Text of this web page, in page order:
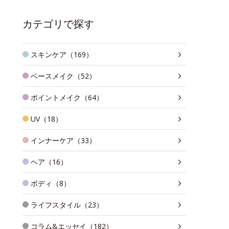
カテゴリで探す
スキンケア（169）
ベースメイク（52）
ポイントメイク（64）
UV（18）
インナーケア（33）
ヘア（16）
ボディ（8）
ライフスタイル（23）
コラム&エッセイ（182）